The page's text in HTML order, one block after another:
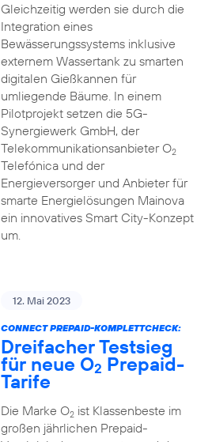
Gleichzeitig werden sie durch die
Integration eines
Bewässerungssystems inklusive
externem Wassertank zu smarten
digitalen Gießkannen für
umliegende Bäume. In einem
Pilotprojekt setzen die 5G-
Synergiewerk GmbH, der
Telekommunikationsanbieter O2
Telefónica und der
Energieversorger und Anbieter für
smarte Energielösungen Mainova
ein innovatives Smart City-Konzept
um.
12. Mai 2023
CONNECT PREPAID-KOMPLETTCHECK:
Dreifacher Testsieg
für neue O2 Prepaid-
Tarife
Die Marke O2ist Klassenbeste im
großen jährlichen Prepaid-